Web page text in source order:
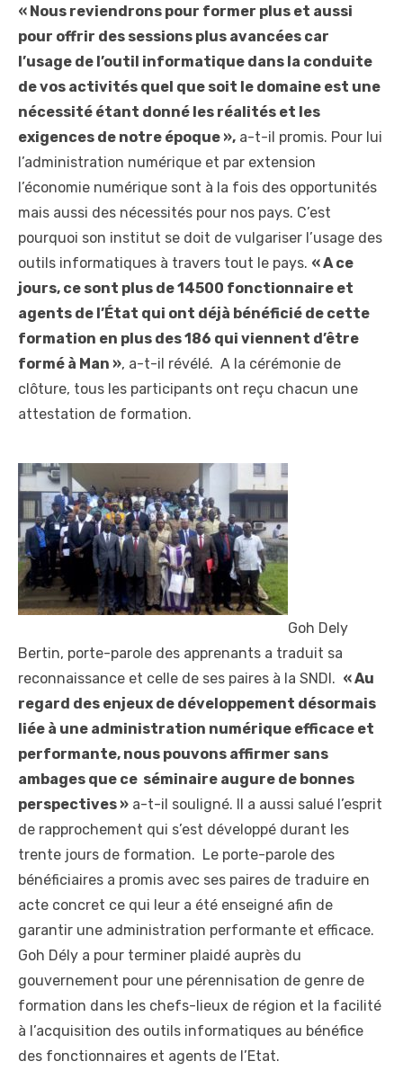
« Nous reviendrons pour former plus et aussi
pour offrir des sessions plus avancées car
l’usage de l’outil informatique dans la conduite
de vos activités quel que soit le domaine est une
nécessité étant donné les réalités et les
exigences de notre époque », a-t-il promis. Pour lui
l’administration numérique et par extension
l’économie numérique sont à la fois des opportunités
mais aussi des nécessités pour nos pays. C’est
pourquoi son institut se doit de vulgariser l’usage des
outils informatiques à travers tout le pays. « A ce
jours, ce sont plus de 14500 fonctionnaire et
agents de l’État qui ont déjà bénéficié de cette
formation en plus des 186 qui viennent d’être
formé à Man », a-t-il révélé. A la cérémonie de
clôture, tous les participants ont reçu chacun une
attestation de formation.
Goh Dely
Bertin, porte-parole des apprenants a traduit sa
reconnaissance et celle de ses paires à la SNDI. « Au
regard des enjeux de développement désormais
liée à une administration numérique efficace et
performante, nous pouvons affirmer sans
ambages que ce séminaire augure de bonnes
perspectives » a-t-il souligné. Il a aussi salué l’esprit
de rapprochement qui s’est développé durant les
trente jours de formation. Le porte-parole des
bénéficiaires a promis avec ses paires de traduire en
acte concret ce qui leur a été enseigné afin de
garantir une administration performante et efficace.
Goh Dély a pour terminer plaidé auprès du
gouvernement pour une pérennisation de genre de
formation dans les chefs-lieux de région et la facilité
à l’acquisition des outils informatiques au bénéfice
des fonctionnaires et agents de l’Etat.